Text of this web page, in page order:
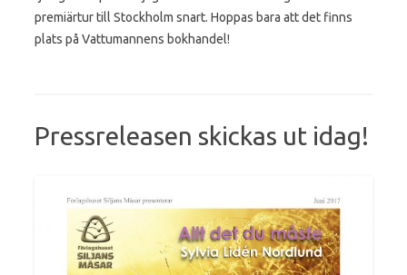
premiärtur till Stockholm snart. Hoppas bara att det finns
plats på Vattumannens bokhandel!
Pressreleasen skickas ut idag!